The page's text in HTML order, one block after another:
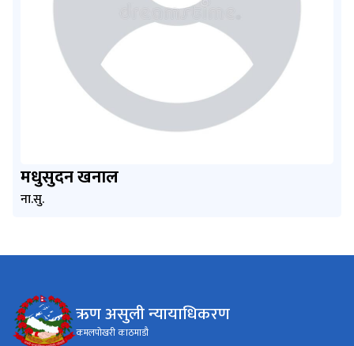
मधुसुदन खनाल
ना.सु.
ऋण असुली न्यायाधिकरण
कमलपोखरी काठमाडौ